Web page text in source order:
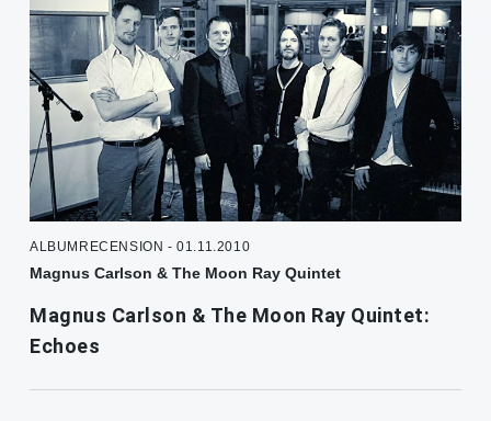
ALBUMRECENSION - 01.11.2010
Magnus Carlson & The Moon Ray Quintet
Magnus Carlson & The Moon Ray Quintet:
Echoes